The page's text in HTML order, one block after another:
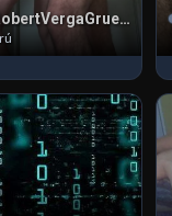
RobertVergaGruesa , 40